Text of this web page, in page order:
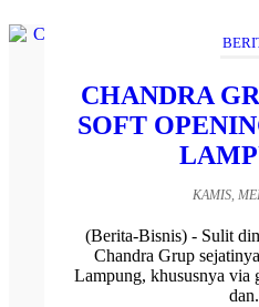
CHANDRA
SOFT
KAMIS,
(Berita-Bisnis) - Sulit
Chandra Grup
Lampung, khususnya via